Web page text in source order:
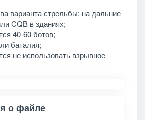
варианта стрельбы: на дальние
CQB в зданиях;
40-60 ботов;
баталия;
не использовать взрывное
о файле